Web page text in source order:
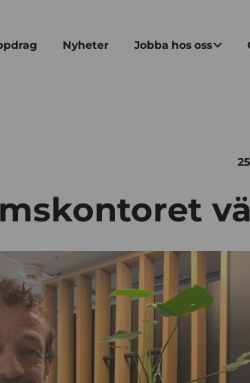
Nyheter Jobba hos oss